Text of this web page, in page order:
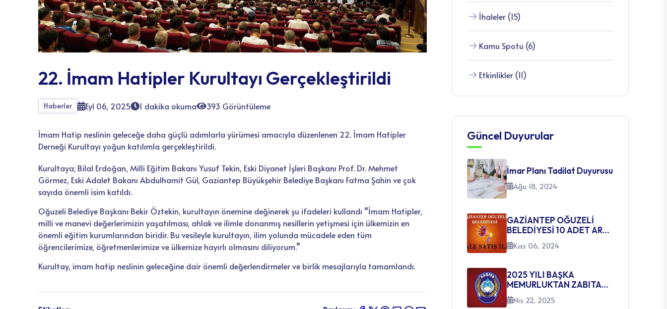
22. İmam Hatipler Kurultayı Gerçekleştirildi
Haberler Eyl 06, 2025 1 dakika okuma 393 Görüntüleme
İmam Hatip neslinin geleceğe daha güçlü adımlarla yürümesi amacıyla düzenlenen 22. İmam Hatipler
Derneği Kurultayı yoğun katılımla gerçekleştirildi.
Kurultaya; Bilal Erdoğan, Milli Eğitim Bakanı Yusuf Tekin, Eski Diyanet İşleri Başkanı Prof. Dr. Mehmet
Görmez, Eski Adalet Bakanı Abdulhamit Gül, Gaziantep Büyükşehir Belediye Başkanı Fatma Şahin ve çok
sayıda önemli isim katıldı.
Oğuzeli Belediye Başkanı Bekir Öztekin, kurultayın önemine değinerek şu ifadeleri kullandı “İmam Hatipler,
milli ve manevi değerlerimizin yaşatılması, ahlak ve ilimle donanmış nesillerin yetişmesi için ülkemizin en
önemli eğitim kurumlarından biridir. Bu vesileyle kurultayın, ilim yolunda mücadele eden tüm
öğrencilerimize, öğretmenlerimize ve ülkemize hayırlı olmasını diliyorum.”
Kurultay, imam hatip neslinin geleceğine dair önemli değerlendirmeler ve birlik mesajlarıyla tamamlandı.
Etiketler: Paylaşım:
İhaleler (15)
Kamu Spotu (6)
Etkinlikler (11)
Güncel Duyurular
İmar Planı Tadilat Duyurusu
Ağu 18, 2024
GAZİANTEP OĞUZELİ
BELEDİYESİ 10 ADET ARSA
Kas 06, 2024
2025 YILI BAŞKA
MEMURLUKTAN ZABITA
SINAVI AÇILACAK
Nis 22, 2025